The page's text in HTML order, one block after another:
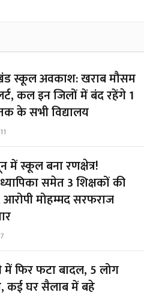
स्कूल अवकाश: खराब मौसम
कल इन जिलों में बंद रहेंगे 1
के सभी विद्यालय
में स्कूल बना रणक्षेत्र!
समेत 3 शिक्षकों की
आरोपी मोहम्मद सरफराज
में फिर फटा बादल, 5 लोग
कई घर सैलाब में बहे